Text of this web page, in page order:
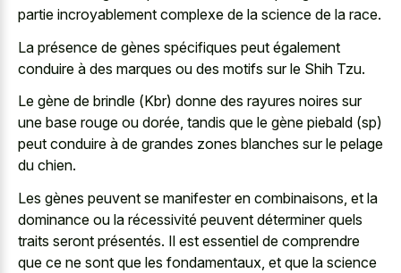
partie incroyablement complexe de la science de la race.
La présence de gènes spécifiques peut également
conduire à des marques ou des motifs sur le Shih Tzu.
Le gène de brindle (Kbr) donne des rayures noires sur
une base rouge ou dorée, tandis que le gène piebald (sp)
peut conduire à de grandes zones blanches sur le pelage
du chien.
Les gènes peuvent se manifester en combinaisons, et la
dominance ou la récessivité peuvent déterminer quels
traits seront présentés. Il est essentiel de comprendre
que ce ne sont que les fondamentaux, et que la science